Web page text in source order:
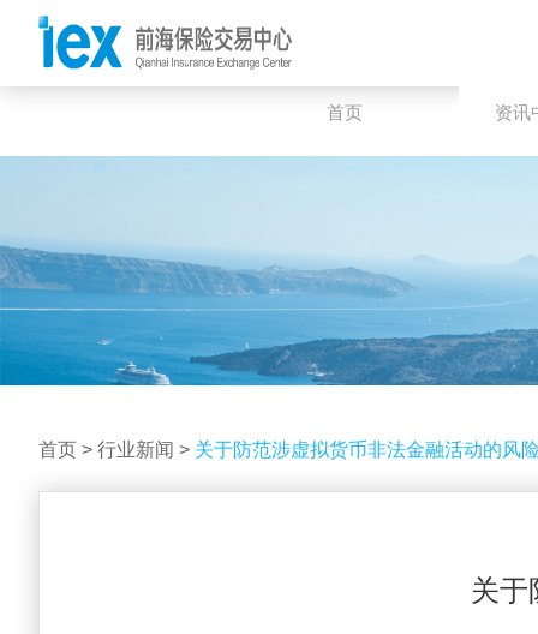
首页 资讯
首页 > 行业新闻 > 关于防范涉虚拟货币非法金融活动的风
关于